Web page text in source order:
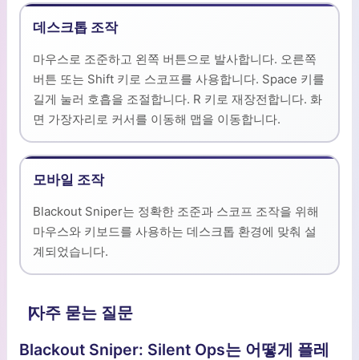
데스크톱 조작
마우스로 조준하고 왼쪽 버튼으로 발사합니다. 오른쪽
버튼 또는 Shift 키로 스코프를 사용합니다. Space 키를
길게 눌러 호흡을 조절합니다. R 키로 재장전합니다. 화
면 가장자리로 커서를 이동해 맵을 이동합니다.
모바일 조작
Blackout Sniper는 정확한 조준과 스코프 조작을 위해
마우스와 키보드를 사용하는 데스크톱 환경에 맞춰 설
계되었습니다.
자주 묻는 질문
Blackout Sniper: Silent Ops는 어떻게 플레